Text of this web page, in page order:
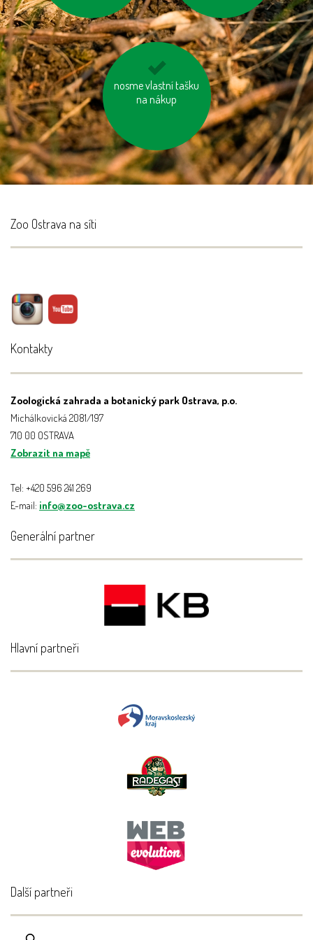
nosme vlastní tašku
na nákup
choďme po schodech,
nejezděme výtahem
Zoo Ostrava na síti
Kontakty
Zoologická zahrada a botanický park Ostrava, p.o.
Michálkovická 2081/197
710 00 OSTRAVA
Zobrazit na mapě
Tel: +420 596 241 269
E-mail: info@zoo-ostrava.cz
Generální partner
Hlavní partneři
Další partneři